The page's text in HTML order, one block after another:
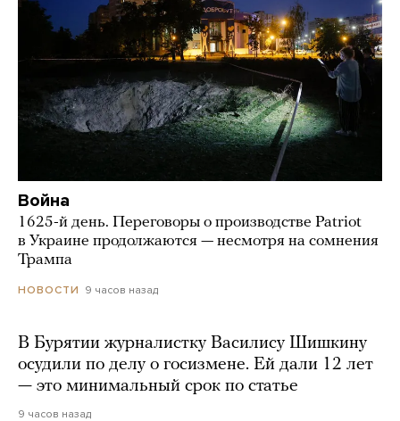
Война
1625-й день. Переговоры о производстве Patriot
в Украине продолжаются — несмотря на сомнения
Трампа
НОВОСТИ 9 часов назад
В Бурятии журналистку Василису Шишкину
осудили по делу о госизмене. Ей дали 12 лет
— это минимальный срок по статье
9 часов назад